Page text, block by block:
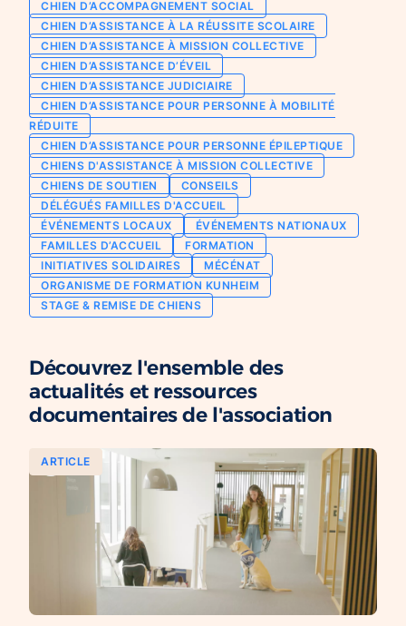
Chien d’assistance pour personne
épileptique
CHIENS À MISSION COLLECTIVE
Chien d’assistance d’accompagnement
social
Chien d’assistance à la réussite scolaire
Chien d’assistance judiciaire
Je deviens mécène ou partenaire
Ils nous soutiennent
Je m’engage / j’engage mes collaborateurs
Je lance une collecte
J’engage mes clients
CHIEN D’ACCOMPAGNEMENT SOCIAL
CHIEN D’ASSISTANCE À LA RÉUSSITE SCOLAIRE
CHIEN D’ASSISTANCE À MISSION COLLECTIVE
CHIEN D’ASSISTANCE D’ÉVEIL
CHIEN D’ASSISTANCE JUDICIAIRE
CHIEN D’ASSISTANCE POUR PERSONNE À MOBILITÉ
RÉDUITE
CHIEN D’ASSISTANCE POUR PERSONNE ÉPILEPTIQUE
CHIENS D'ASSISTANCE À MISSION COLLECTIVE
CHIENS DE SOUTIEN
CONSEILS
DÉLÉGUÉS FAMILLES D'ACCUEIL
ÉVÉNEMENTS LOCAUX
ÉVÉNEMENTS NATIONAUX
FAMILLES D’ACCUEIL
FORMATION
INITIATIVES SOLIDAIRES
MÉCÉNAT
ORGANISME DE FORMATION KUNHEIM
STAGE & REMISE DE CHIENS
Découvrez l'ensemble des
actualités et ressources
documentaires de l'association
ARTICLE